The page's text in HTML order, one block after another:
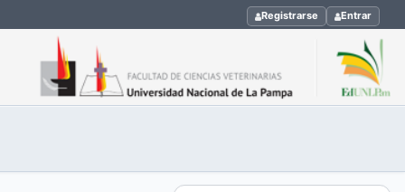
Registrarse Entrar